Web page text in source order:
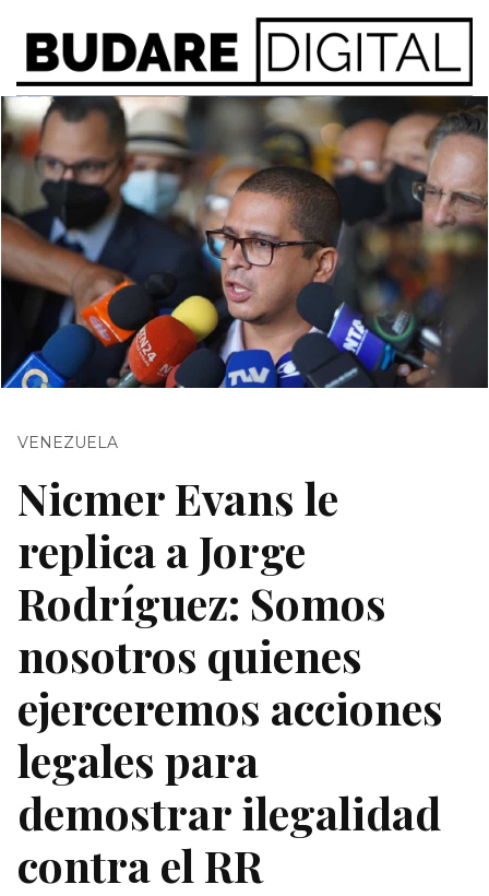
VENEZUELA
Nicmer Evans le
replica a Jorge
Rodríguez: Somos
nosotros quienes
ejerceremos acciones
legales para
demostrar ilegalidad
contra el RR